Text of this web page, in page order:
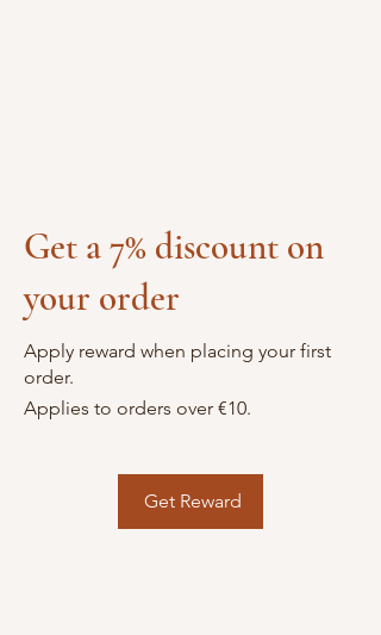
Get a 7% discount on
your order
Apply reward when placing your first
order.
Get Reward
Applies to orders over €10.